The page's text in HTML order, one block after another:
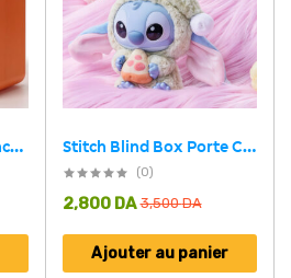
Tirelire avec carte bancaire personnelle pour enfants – حصالة أموال للأطفال Stitch Blind Box Porte Clé Surprise avec des Couleurs Aléatoire – علبة دمية ستيتش
(0)
3,500DA
2,800 DA
Ajouter au panier